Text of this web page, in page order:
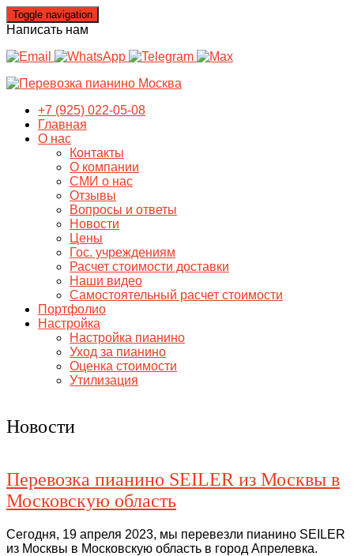
Toggle navigation
Написать нам
+7 (925) 022-05-08
Главная
О нас
Контакты
О компании
СМИ о нас
Отзывы
Вопросы и ответы
Новости
Цены
Гос. учреждениям
Расчет стоимости доставки
Наши видео
Самостоятельный расчет стоимости
Портфолио
Настройка
Настройка пианино
Уход за пианино
Оценка стоимости
Утилизация
Новости
Перевозка пианино SEILER из Москвы в
Московскую область
Сегодня, 19 апреля 2023, мы перевезли пианино SEILER
из Москвы в Московскую область в город Апрелевка.